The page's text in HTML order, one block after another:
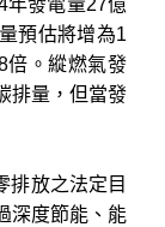
預估將增為1
倍。縱燃氣發
排量，但當發
排放之法定目
深度節能、能